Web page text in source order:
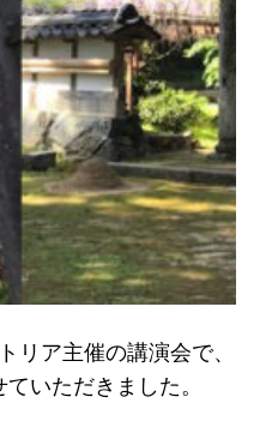
リア主催の講演会で、
ていただきました。